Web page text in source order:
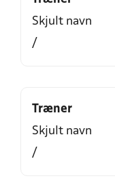
Skjult navn
/
Træner
Skjult navn
/